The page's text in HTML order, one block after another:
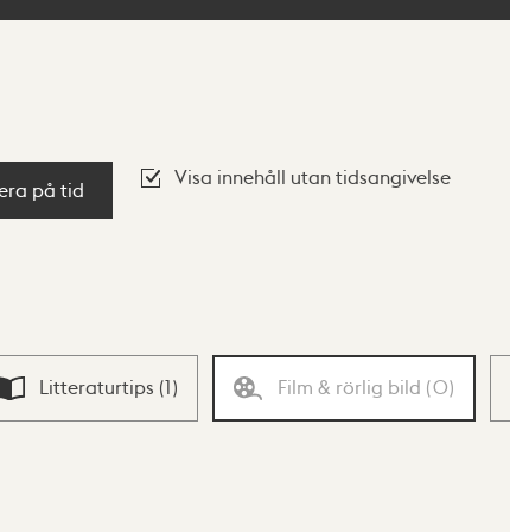
på tid
Visa innehåll utan tidsangivelse
Litteraturtips (1) Film & rörlig bild (0)